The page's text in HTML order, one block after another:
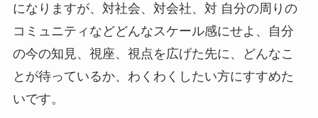
になりますが、対社会、対会社、対 自分の周りの
コミュニティなどどんなスケール感にせよ、自分
の今の知見、視座、視点を広げた先に、どんなこ
とが待っているか、わくわくしたい方にすすめた
いです。